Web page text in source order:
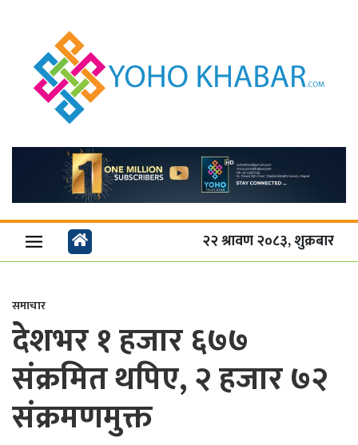
२२ श्रावण २०८३, शुक्रबार
समाचार
देशभर १ हजार ६७७
संक्रमित थपिए, २ हजार ७२
संक्रमणमुक्त